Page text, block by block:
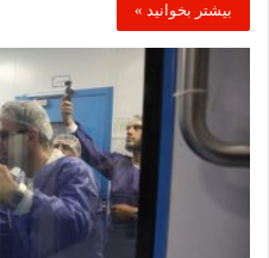
بیشتر بخوانید »